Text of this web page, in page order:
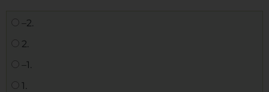
–2.
2.
–1.
1.